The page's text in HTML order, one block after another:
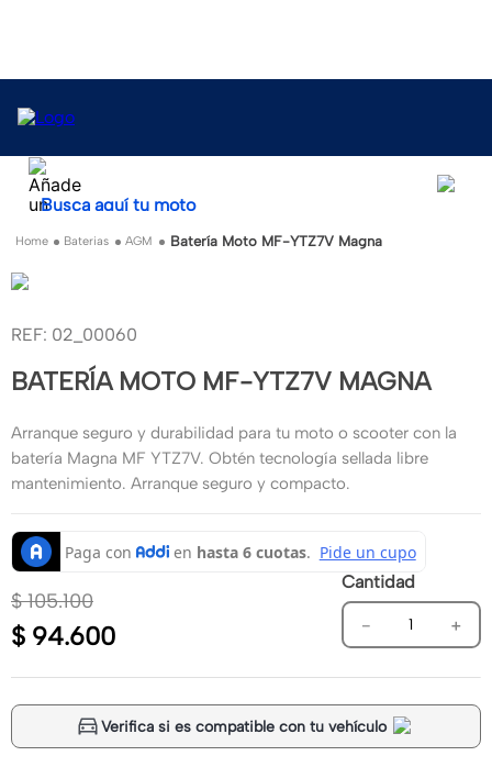
Busca aquí tu moto
Baterias AGM Batería Moto MF-YTZ7V Magna
: 02_00060
BATERÍA MOTO MF-YTZ7V MAGNA
Arranque seguro y durabilidad para tu moto o scooter con la
batería Magna MF YTZ7V. Obtén tecnología sellada libre
mantenimiento. Arranque seguro y compacto.
$ 105.100
$ 94.600
Cantidad
＋
－
Verifica si es compatible con tu vehículo